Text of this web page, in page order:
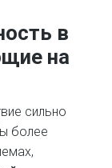
в
на
сильно
более